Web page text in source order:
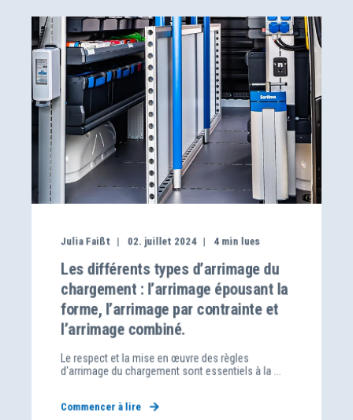
Julia Faißt 02. juillet 2024 4 min lues
Les différents types d’arrimage du
chargement : l’arrimage épousant la
forme, l’arrimage par contrainte et
l’arrimage combiné.
Le respect et la mise en œuvre des règles
d'arrimage du chargement sont essentiels à la ...
Commencer à lire